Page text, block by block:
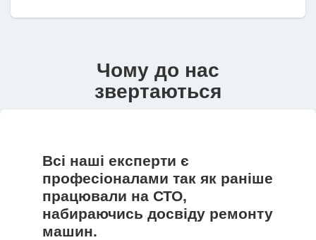
Чому до нас
звертаються
Всі наші експерти є
професіоналами так як раніше
працювали на СТО,
набираючись досвіду ремонту
машин.